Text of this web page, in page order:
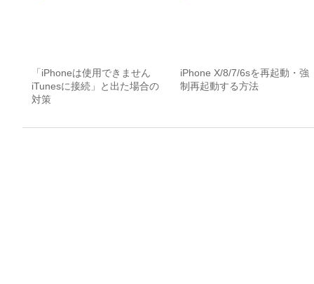
「iPhoneは使用できません
iTunesに接続」と出た場合の
対策
iPhone X/8/7/6sを再起動・強
制再起動する方法